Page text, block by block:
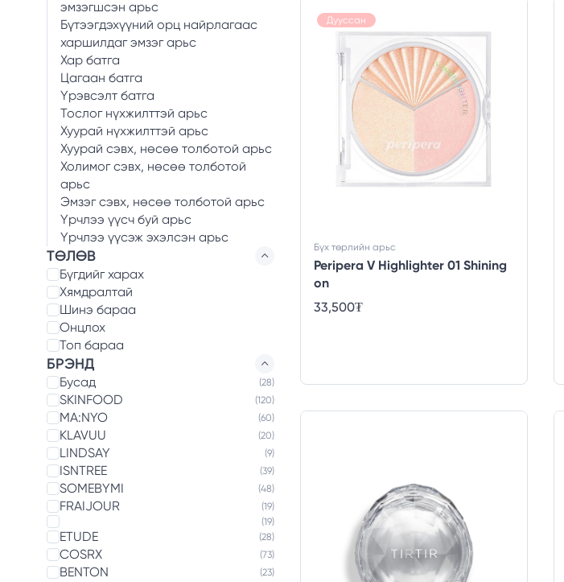
эмзэгшсэн арьс
Бүтээгдэхүүний орц найрлагаас
харшилдаг эмзэг арьс
Хар батга
Цагаан батга
Үрэвсэлт батга
Тослог нүхжилттэй арьс
Хуурай нүхжилттэй арьс
Хуурай сэвх, нөсөө толботой арьс
Холимог сэвх, нөсөө толботой
арьс
Эмзэг сэвх, нөсөө толботой арьс
Үрчлээ үүсч буй арьс
Үрчлээ үүсэж эхэлсэн арьс
ТӨЛӨВ
Бүгдийг харах
Хямдралтай
Шинэ бараа
Онцлох
Топ бараа
БРЭНД
Бусад (28)
SKINFOOD (120)
MA:NYO (60)
KLAVUU (20)
LINDSAY (9)
ISNTREE (39)
SOMEBYMI (48)
FRAIJOUR
(19)
(19)
ETUDE (28)
COSRX (73)
BENTON (23)
Дууссан
Peripera V Highlighter 01 Shining
on
Бүх төрлийн арьс
33,500₮